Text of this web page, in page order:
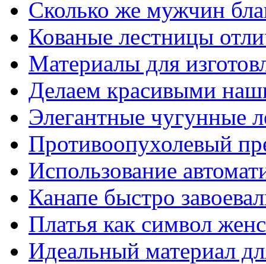
Сколько же мужчин
Кованые лестницы
Материалы для
Делаем красивыми
Элегантные чугунные
Противоопухолевый
Использование
Канапе быстро
Платья как символ
Идеальный материал